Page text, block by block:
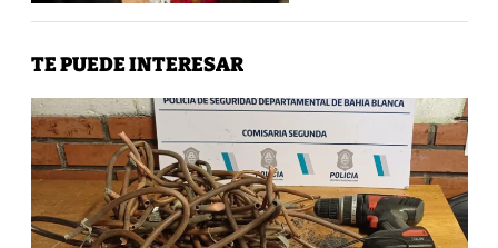
TE PUEDE INTERESAR